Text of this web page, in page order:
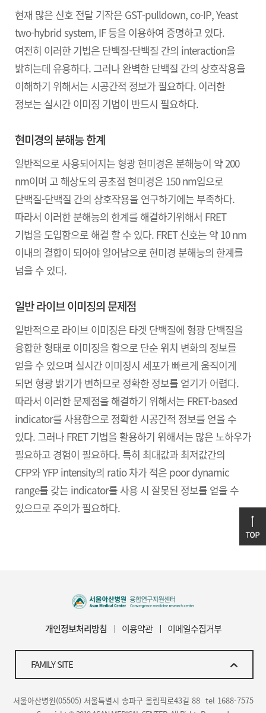
현재 많은 신호 전달 기작은 GST-pulldown, co-IP, Yeast
two-hybrid system, IF 등을 이용하여 증명하고 있다.
여전히 이러한 기법은 단백질-단백질 간의 interaction을
밝히는데 유용하다. 그러나 완벽한 단백질 간의 상호작용을
이해하기 위해서는 시공간적 정보가 필요하다. 이러한
정보는 실시간 이미징 기법이 반드시 필요하다.
현미경의 분해능 한계
일반적으로 사용되어지는 형광 현미경은 분해능이 약 200
nm이며 고 해상도의 공초점 현미경은 150 nm임으로
단백질-단백질 간의 상호작용을 연구하기에는 부족하다.
따라서 이러한 분해능의 한계를 해결하기위해서 FRET
기법을 도입함으로 해결 할 수 있다. FRET 신호는 약 10 nm
이내의 결합이 되어야 일어남으로 현미경 분해능의 한계를
넘을 수 있다.
일반 라이브 이미징의 문제점
일반적으로 라이브 이미징은 타겟 단백질에 형광 단백질을
융합한 형태로 이미징을 함으로 단순 위치 변화의 정보를
얻을 수 있으며 실시간 이미징시 세포가 빠르게 움직이게
되면 형광 밝기가 변하므로 정확한 정보를 얻기가 어렵다.
따라서 이러한 문제점을 해결하기 위해서는 FRET-based
indicator를 사용함으로 정확한 시공간적 정보를 얻을 수
있다. 그러나 FRET 기법을 활용하기 위해서는 많은 노하우가
필요하고 경험이 필요하다. 특히 최대값과 최저값간의
CFP와 YFP intensity의 ratio 차가 적은 poor dynamic
range를 갖는 indicator를 사용 시 잘못된 정보를 얻을 수
있으므로 주의가 필요하다.
개인정보처리방침 이용약관 이메일수집거부
FAMILY SITE
서울아산병원(05505) 서울특별시 송파구 올림픽로43길 88 tel 1688-7575